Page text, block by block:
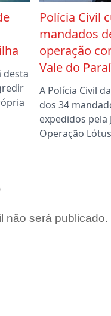
desta
Polícia Civil
mandados
operação
Vale do
A Polícia Civil
dos 34
expedidos pela
Operação
não será publicado.